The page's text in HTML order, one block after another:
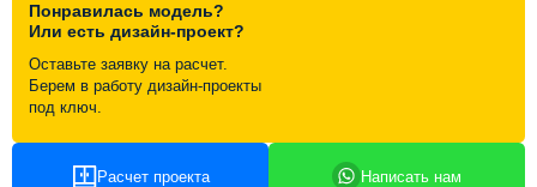
Контакты
Понравилась модель?
Или есть дизайн-проект?
Оставьте заявку на расчет.
Берем в работу дизайн-проекты
под ключ.
Расчет проекта Написать нам